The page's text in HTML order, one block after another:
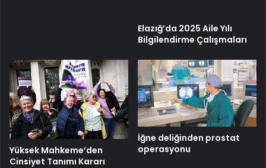
Elazığ’da 2025 Aile Yılı
Bilgilendirme Çalışmaları
Yüksek Mahkeme’den
Cinsiyet Tanımı Kararı
İğne deliğinden prostat
operasyonu